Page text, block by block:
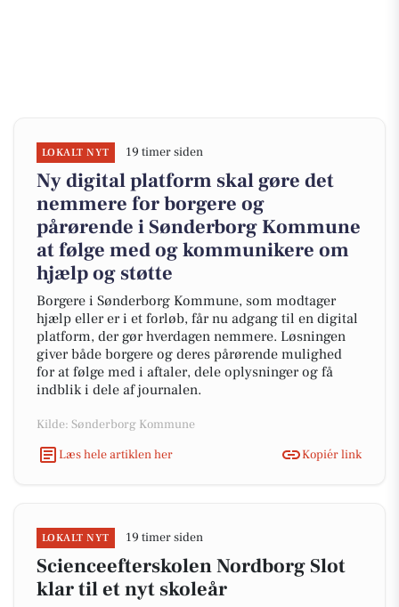
LOKALT NYT 19 timer siden
Ny digital platform skal gøre det
nemmere for borgere og
pårørende i Sønderborg Kommune
at følge med og kommunikere om
hjælp og støtte
Borgere i Sønderborg Kommune, som modtager
hjælp eller er i et forløb, får nu adgang til en digital
platform, der gør hverdagen nemmere. Løsningen
giver både borgere og deres pårørende mulighed
for at følge med i aftaler, dele oplysninger og få
indblik i dele af journalen.
Kilde: Sønderborg Kommune
Læs hele artiklen her
Kopiér link
LOKALT NYT 19 timer siden
Scienceefterskolen Nordborg Slot
klar til et nyt skoleår